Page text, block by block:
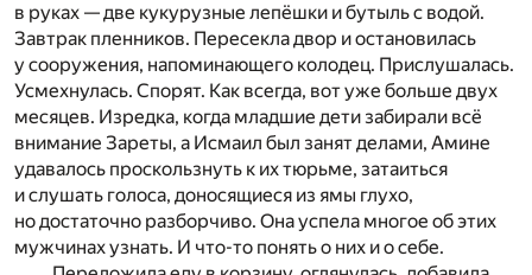
в руках — две кукурузные лепёшки и бутыль с водой.
Завтрак пленников. Пересекла двор и остановилась
у сооружения, напоминающего колодец. Прислушалась.
Усмехнулась. Спорят. Как всегда, вот уже больше двух
месяцев. Изредка, когда младшие дети забирали всё
внимание Зареты, а Исмаил был занят делами, Амине
удавалось проскользнуть к их тюрьме, затаиться
и слушать голоса, доносящиеся из ямы глухо,
но достаточно разборчиво. Она успела многое об этих
мужчинах узнать. И что-то понять о них и о себе.